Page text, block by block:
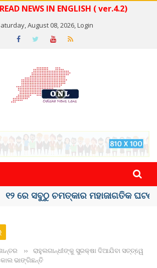
READ NEWS IN ENGLISH ( ver.4.2)
August 08, 2026,Login
କେରଳରେ ‘ରାଟ୍ ଫିଭର୍’ ଆତଙ୍କ, ୫୮ ମୃତ
››
ରାହୁଲଗାନ୍ଧୀଙ୍କୁ ସୁରକ୍ଷା ଦିଆଯିବା ସତ୍ତ୍ୱେ
ଭାଙ୍ଗିଛନ୍ତି